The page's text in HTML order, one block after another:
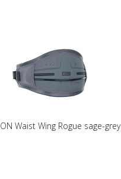
Waist Wing Rogue sage-grey